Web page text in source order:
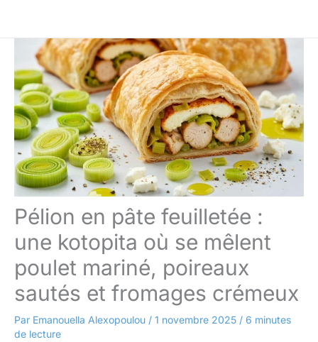
Pélion en pâte feuilletée :
une kotopita où se mêlent
poulet mariné, poireaux
sautés et fromages crémeux
Par Emanouella Alexopoulou / 1 novembre 2025 / 6 minutes
de lecture